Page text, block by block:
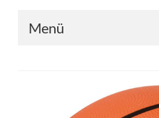
Menü
Zahlungsarten